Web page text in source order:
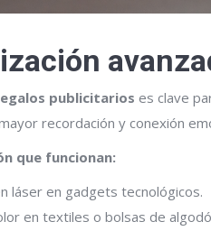
publicitarios es clave
recordación y conexión
que funcionan:
láser en gadgets tecnológicos.
en textiles o bolsas de